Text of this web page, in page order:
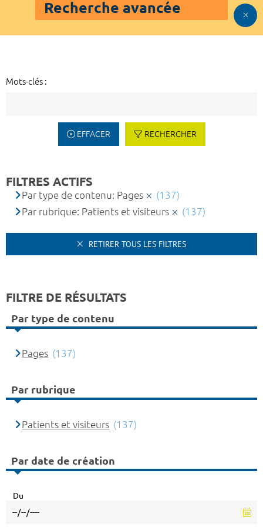
Recherche avancée
Mots-clés :
EFFACER RECHERCHER
FILTRES ACTIFS
Par type de contenu: Pages
(137)
Par rubrique: Patients et visiteurs
(137)
RETIRER TOUS LES FILTRES
FILTRE DE RÉSULTATS
Par type de contenu
Pages (137)
Par rubrique
Patients et visiteurs (137)
Par date de création
Du